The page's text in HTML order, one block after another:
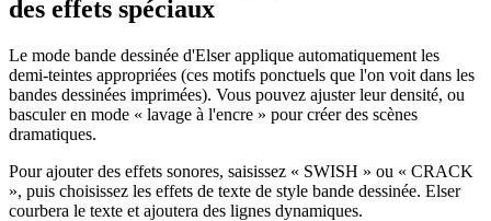
des effets spéciaux
Le mode bande dessinée d'Elser applique automatiquement les
demi-teintes appropriées (ces motifs ponctuels que l'on voit dans les
bandes dessinées imprimées). Vous pouvez ajuster leur densité, ou
basculer en mode « lavage à l'encre » pour créer des scènes
dramatiques.
Pour ajouter des effets sonores, saisissez « SWISH » ou « CRACK
», puis choisissez les effets de texte de style bande dessinée. Elser
courbera le texte et ajoutera des lignes dynamiques.